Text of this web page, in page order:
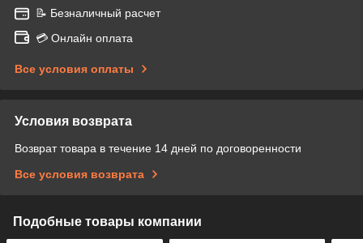
📝 Безналичный расчет
💳 Онлайн оплата
Все условия оплаты
Условия возврата
Возврат товара в течение 14 дней по договоренности
Все условия возврата
Подобные товары компании